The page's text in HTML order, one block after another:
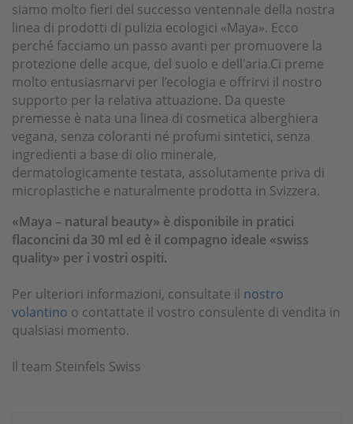
siamo molto fieri del successo ventennale della nostra
linea di prodotti di pulizia ecologici «Maya». Ecco
perché facciamo un passo avanti per promuovere la
protezione delle acque, del suolo e dell'aria.Ci preme
molto entusiasmarvi per l’ecologia e offrirvi il nostro
supporto per la relativa attuazione. Da queste
premesse è nata una linea di cosmetica alberghiera
vegana, senza coloranti né profumi sintetici, senza
ingredienti a base di olio minerale,
dermatologicamente testata, assolutamente priva di
microplastiche e naturalmente prodotta in Svizzera.
«Maya – natural beauty» è disponibile in pratici
flaconcini da 30 ml ed è il compagno ideale «swiss
quality» per i vostri ospiti.
Per ulteriori informazioni, consultate il nostro
volantino o contattate il vostro consulente di vendita in
qualsiasi momento.
Il team Steinfels Swiss